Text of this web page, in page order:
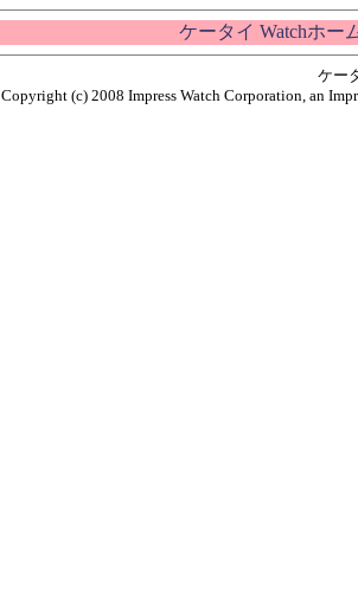
ケータイ Watchホー
ケー
Copyright (c) 2008 Impress Watch Corporation, an